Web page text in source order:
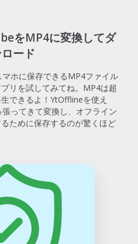
をMP4に変換してダ
ード
ホに保存できるMP4ファイル
リを試してみてね。MP4は超
できるよ！YtOfflineを使え
ってきて変換し、オフライン
ために保存するのが驚くほど